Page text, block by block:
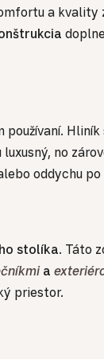
a
no
oddychu po
stolíka. Táto
a
priestor.